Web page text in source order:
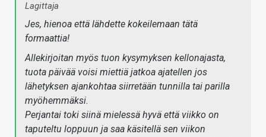
Lagittaja
Jes, hienoa että lähdette kokeilemaan tätä
formaattia!
Allekirjoitan myös tuon kysymyksen kellonajasta,
tuota päivää voisi miettiä jatkoa ajatellen jos
lähetyksen ajankohtaa siirretään tunnilla tai parilla
myöhemmäksi.
Perjantai toki siinä mielessä hyvä että viikko on
taputeltu loppuun ja saa käsitellä sen viikon